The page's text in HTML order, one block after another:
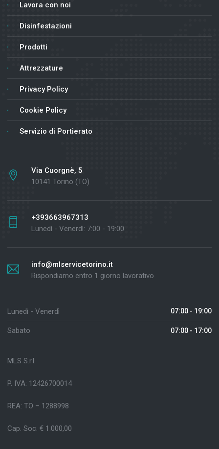
Lavora con noi
Disinfestazioni
Prodotti
Attrezzature
Privacy Policy
Cookie Policy
Servizio di Portierato
Via Cuorgnè, 5
10141 Torino (TO)
+393663967313
Lunedì - Venerdì: 7:00 - 19:00
info@mlservicetorino.it
Rispondiamo entro 1 giorno lavorativo
Lunedì - Venerdì 07:00 - 19:00
Sabato 07:00 - 17:00
MLS S.r.l.
P. IVA: 12426700014
REA: TO – 1288998
Cap. Soc. € 1.000,00